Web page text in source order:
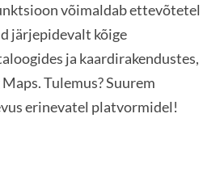
võimaldab ettevõtetel
järjepidevalt kõige
ja kaardirakendustes,
Tulemus? Suurem
erinevatel platvormidel!